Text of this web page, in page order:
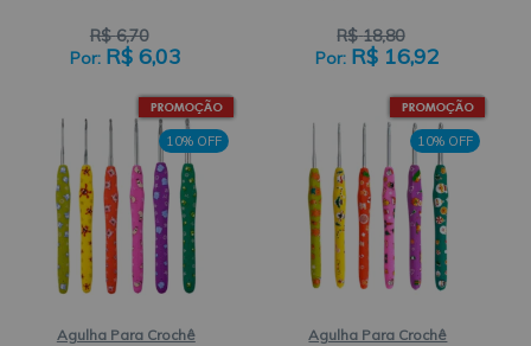
R$ 6,70
R$ 6,03
R$ 18,80
R$ 16,92
10% OFF
Agulha Para Crochê
10% OFF
Agulha Para Crochê